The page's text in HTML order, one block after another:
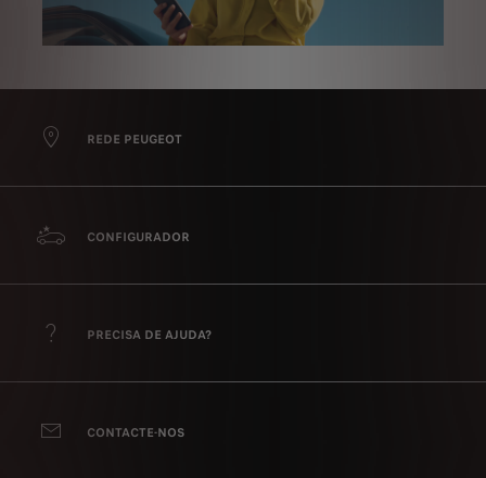
REDE PEUGEOT
CONFIGURADOR
PRECISA DE AJUDA?
CONTACTE-NOS